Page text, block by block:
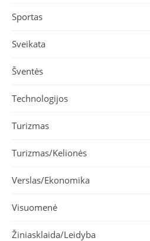
Sportas
Sveikata
Šventės
Technologijos
Turizmas
Turizmas/Kelionės
Verslas/Ekonomika
Visuomenė
Žiniasklaida/Leidyba